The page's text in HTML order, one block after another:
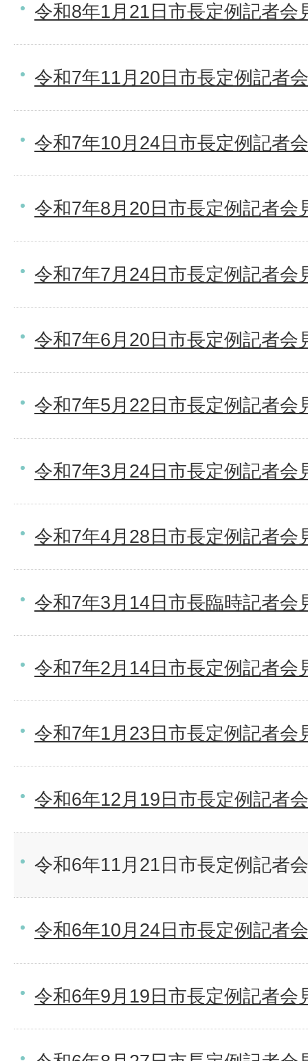
令和8年1月21日市長定例記者会
令和7年11月20日市長定例記者
令和7年10月24日市長定例記者
令和7年8月20日市長定例記者会
令和7年7月24日市長定例記者会
令和7年6月20日市長定例記者会
令和7年5月22日市長定例記者会
令和7年3月24日市長定例記者会
令和7年4月28日市長定例記者会
令和7年3月14日市長臨時記者会
令和7年2月14日市長定例記者会
令和7年1月23日市長定例記者会
令和6年12月19日市長定例記者
令和6年11月21日市長定例記者
令和6年10月24日市長定例記者
令和6年9月19日市長定例記者会